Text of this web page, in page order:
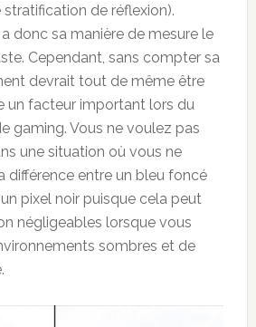
de réflexion).
donc sa manière de mesure le
Cependant, sans compter sa
devrait tout de même être
un facteur important lors du
gaming. Vous ne voulez pas
une situation où vous ne
différence entre un bleu foncé
pixel noir puisque cela peut
négligeables lorsque vous
sombres et de